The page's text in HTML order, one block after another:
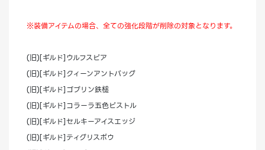
※装備アイテムの場合、全ての強化段階が削除の対象となります。
(旧)[ギルド]ウルフスピア
(旧)[ギルド]クィーンアントバッグ
(旧)[ギルド]ゴブリン鉄槌
(旧)[ギルド]コラーラ五色ピストル
(旧)[ギルド]セルキーアイスエッジ
(旧)[ギルド]ティグリスボウ